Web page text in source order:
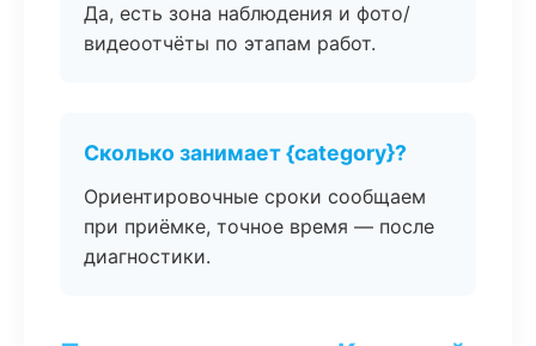
Да, есть зона наблюдения и фото/
видеоотчёты по этапам работ.
Сколько занимает {category}?
Ориентировочные сроки сообщаем
при приёмке, точное время — после
диагностики.